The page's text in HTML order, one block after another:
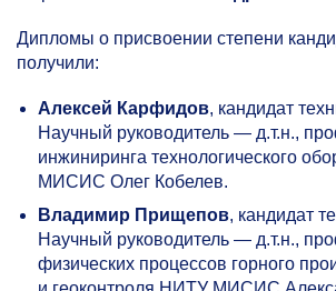
Дипломы о присвоении степени
получили:
Алексей Карфидов, кандидат
Научный руководитель — д.т.н.,
инжиниринга технологического
МИСИС Олег Кобелев.
Владимир Прищепов, кандидат
Научный руководитель — д.т.н.,
физических процессов горного